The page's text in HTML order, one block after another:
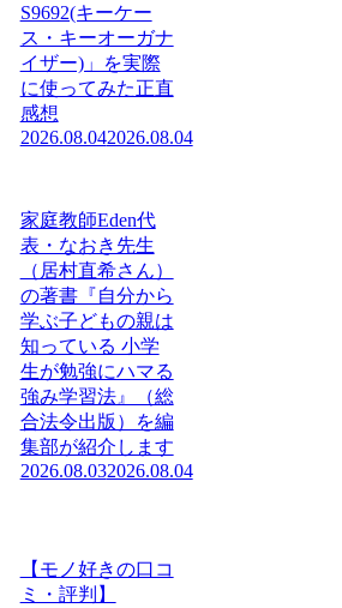
S9692(キーケー
ス・キーオーガナ
イザー)」を実際
に使ってみた正直
感想
2026.08.042026.08.04
家庭教師Eden代
表・なおき先生
（居村直希さん）
の著書『自分から
学ぶ子どもの親は
知っている 小学
生が勉強にハマる
強み学習法』（総
合法令出版）を編
集部が紹介します
2026.08.032026.08.04
【モノ好きの口コ
ミ・評判】